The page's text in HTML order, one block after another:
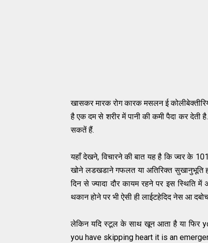
खासकर मारक रोग कारक मसलन ई
है एक दम से शरीर में पानी की कमी पैदा कर देती
सकतें हैं.
यहाँ देखने, विचारने की बात यह है कि ज्वर के
खोने लडखडाने गफलत या अतिरिक्त सुखानुभूति
दिन से ज्यादा दौर कायम रहने पर इस स्थिति
थकान होने पर भी ऐसी ही लाईटहेदिद नेस आ
लेकिन यदि स्टूल के साथ खून आता है या फिर
you have skipping heart it is an